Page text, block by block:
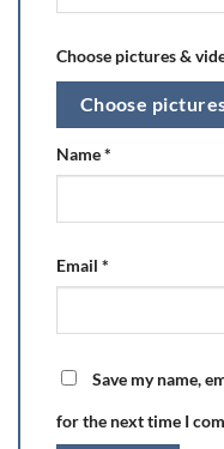
Choose pictures &
Choose
Name*
Email *
Save my name,
for the next time I